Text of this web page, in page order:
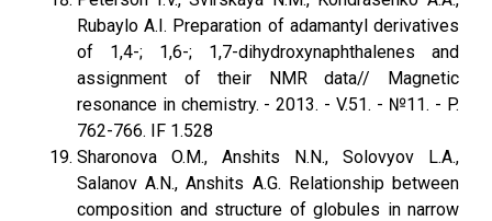
Rubaylo A.I. Preparation of adamantyl derivatives
of 1,4-; 1,6-; 1,7-dihydroxynaphthalenes and
assignment of their NMR data// Magnetic
resonance in chemistry. - 2013. - V.51. - №11. - P.
762-766. IF 1.528
Sharonova O.M., Anshits N.N., Solovyov L.A.,
Salanov A.N., Anshits A.G. Relationship between
composition and structure of globules in narrow